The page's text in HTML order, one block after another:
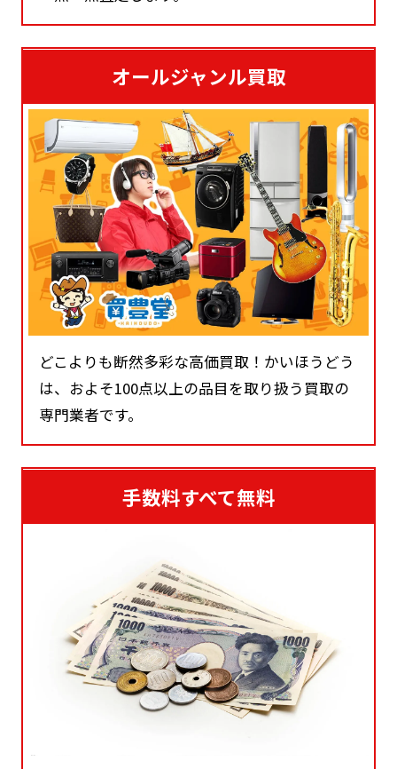
オールジャンル買取
どこよりも断然多彩な高価買取！かいほうどう
は、およそ100点以上の品目を取り扱う買取の
専門業者です。
手数料すべて無料